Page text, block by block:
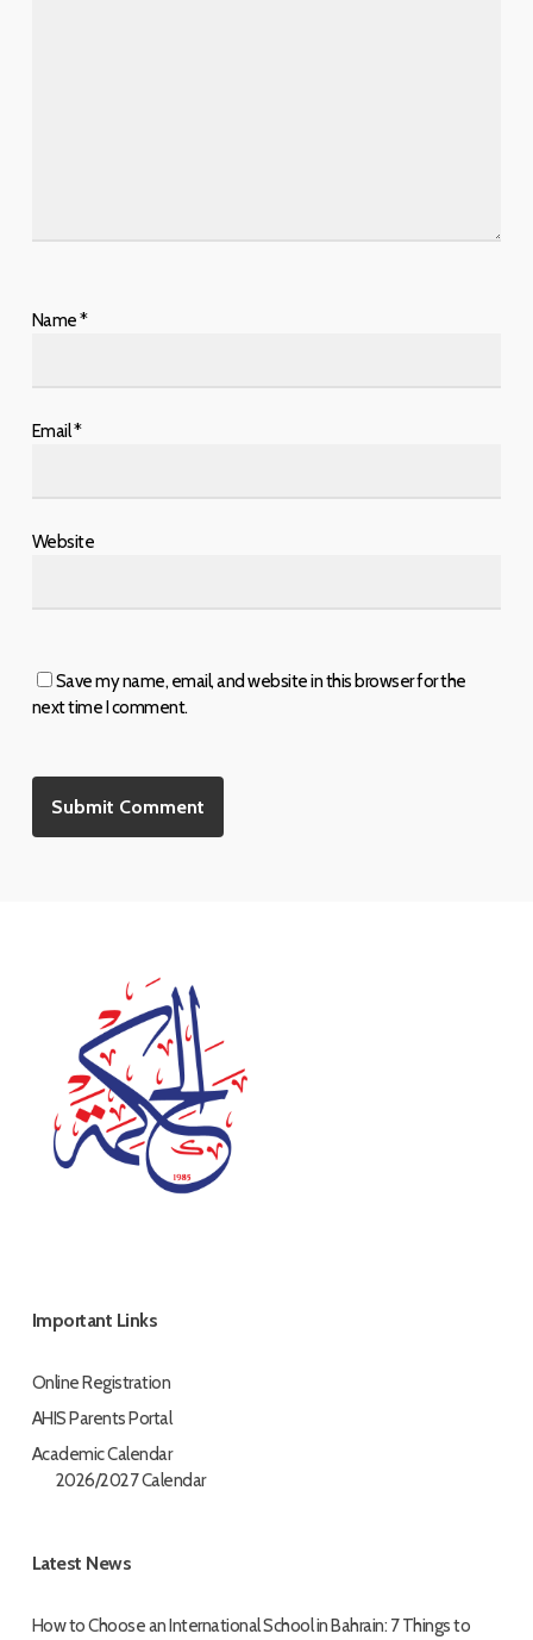
Name*
Email*
Website
Save my name, email, and website in this browser for the
next time I comment.
Important Links
Online Registration
AHIS Parents Portal
Academic Calendar
2026/2027 Calendar
Latest News
How to Choose an International School in Bahrain: 7 Things to